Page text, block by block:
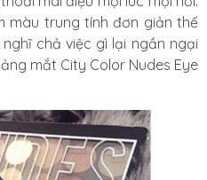
màu trung tính đơn giản thế
chả việc gì lại ngần ngại
mắt City Color Nudes Eye